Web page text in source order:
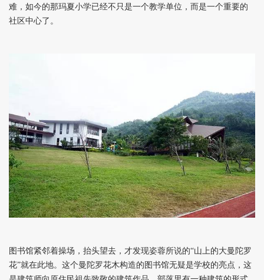
难，如今的那玛夏小学已经不只是一个教学单位，而是一个重要的
社区中心了。
图书馆紧邻着操场，抬头望去，才发现姿蓉所说的“山上的大曼陀罗
花”就在此地。这个曼陀罗花木构造的图书馆无疑是学校的亮点，这